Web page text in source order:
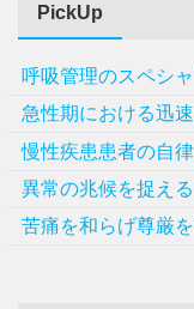
PickUp
呼吸管理のスペシ
急性期における迅
慢性疾患患者の自
異常の兆候を捉え
苦痛を和らげ尊厳